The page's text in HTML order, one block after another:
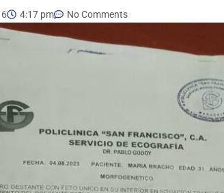
4:17 pm No Comments